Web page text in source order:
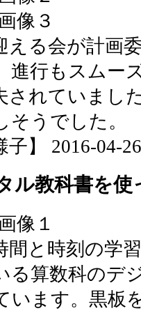
える会が計画
進行もスムー
されていまし
そうでした。
子】 2016-04-
ル教科書を使
間と時刻の学
る算数科のデ
います。黒板